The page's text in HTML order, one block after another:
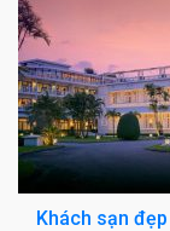
Khách sạn